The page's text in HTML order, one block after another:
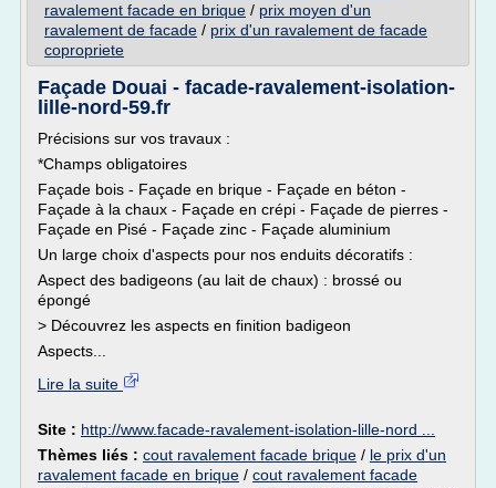
ravalement facade en brique / prix moyen d'un
ravalement de facade / prix d'un ravalement de facade
copropriete
Façade Douai - facade-ravalement-isolation-
lille-nord-59.fr
Précisions sur vos travaux :
*Champs obligatoires
Façade bois - Façade en brique - Façade en béton -
Façade à la chaux - Façade en crépi - Façade de pierres -
Façade en Pisé - Façade zinc - Façade aluminium
Un large choix d'aspects pour nos enduits décoratifs :
Aspect des badigeons (au lait de chaux) : brossé ou
épongé
> Découvrez les aspects en finition badigeon
Aspects...
Lire la suite
Site : http://www.facade-ravalement-isolation-lille-nord ...
Thèmes liés : cout ravalement facade brique / le prix d'un
ravalement facade en brique / cout ravalement facade